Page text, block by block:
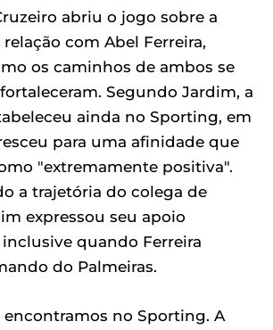
abriu o jogo sobre a
com Abel Ferreira,
os caminhos de ambos se
Segundo Jardim, a
ainda no Sporting, em
para uma afinidade que
"extremamente positiva".
a trajetória do colega de
expressou seu apoio
quando Ferreira
do Palmeiras.
encontramos no Sporting. A